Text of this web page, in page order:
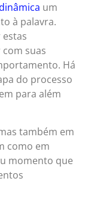
um
à palavra.
suas
Há
do processo
para além
também em
como em
momento que